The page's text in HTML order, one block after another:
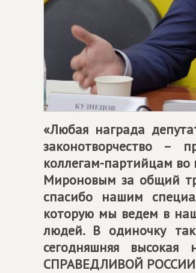
«Любая награда
законотворчество –
коллегам-партийцам
Мироновым за общий
спасибо нашим
которую мы ведем в
людей. В одиночку
сегодняшняя
СПРАВЕДЛИВОЙ РОССИИ